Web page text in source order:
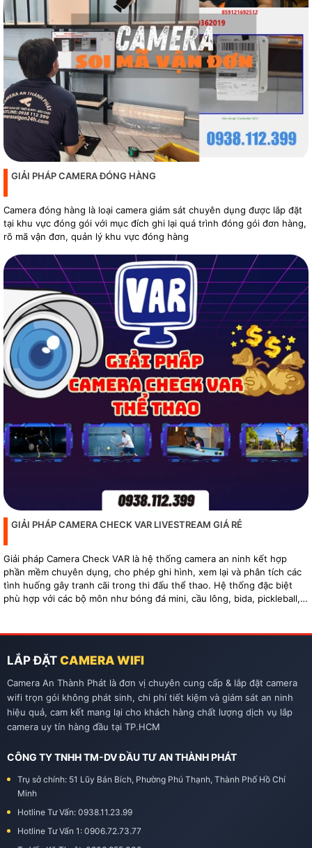
GIẢI PHÁP CAMERA ĐÓNG HÀNG
Camera đóng hàng là loại camera giám sát chuyên dụng được lắp đặt
tại khu vực đóng gói với mục đích ghi lại quá trình đóng gói đơn hàng,
rõ mã vận đơn, quản lý khu vực đóng hàng
GIẢI PHÁP CAMERA CHECK VAR LIVESTREAM GIÁ RẺ
Giải pháp Camera Check VAR là hệ thống camera an ninh kết hợp
phần mềm chuyên dụng, cho phép ghi hình, xem lại và phân tích các
tình huống gây tranh cãi trong thi đấu thể thao. Hệ thống đặc biệt
phù hợp với các bộ môn như bóng đá mini, cầu lông, bida, pickleball,
LẮP ĐẶT CAMERA WIFI
Camera An Thành Phát là đơn vị chuyên cung cấp & lắp đặt camera
wifi trọn gói không phát sinh, chi phí tiết kiệm và giám sát an ninh
hiệu quả, cam kết mang lại cho khách hàng chất lượng dịch vụ lắp
camera uy tín hàng đầu tại TP.HCM
CÔNG TY TNHH TM-DV ĐẦU TƯ AN THÀNH PHÁT
Trụ sở chính: 51 Lũy Bán Bích, Phường Phú Thạnh, Thành Phố Hồ Chí
Minh
Hotline Tư Vấn: 0938.11.23.99
Hotline Tư Vấn 1: 0906.72.73.77